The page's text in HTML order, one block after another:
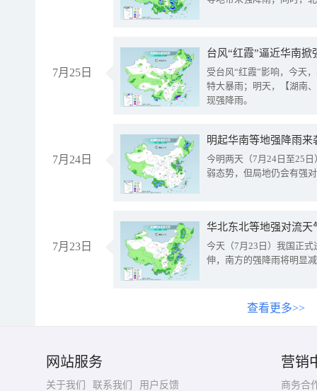
7月25日
台风“红霞”逼近华南
受台风“红霞”影响，今天
特大暴雨；明天，【湖南
现强降雨。
7月24日
明起华南等地强降雨
今明两天（7月24日至25
弱态势，但局地仍会有强
7月23日
华北东北等地强对流天
今天（7月23日）我国正
伸，南方的强降雨将明显
查看更多>>
网站服务
关于我们 联系我们
用户反馈
营销
商务合